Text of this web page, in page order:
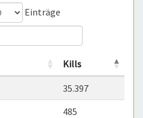
Einträge
Kills
35.397
485